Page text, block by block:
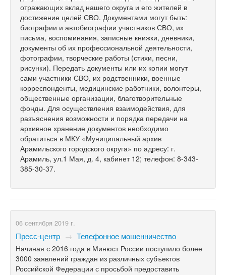
отражающих вклад нашего округа и его жителей в
достижение целей СВО. Документами могут быть:
биографии и автобиографии участников СВО, их
письма, воспоминания, записные книжки, дневники,
документы об их профессиональной деятельности,
фотографии, творческие работы (стихи, песни,
рисунки). Передать документы или их копии могут
сами участники СВО, их родственники, военные
корреспонденты, медицинские работники, волонтеры,
общественные организации, благотворительные
фонды. Для осуществления взаимодействия, для
разъяснения возможности и порядка передачи на
архивное хранение документов необходимо
обратиться в МКУ «Муниципальный архив
Арамильского городского округа» по адресу: г.
Арамиль, ул.1 Мая, д. 4, кабинет 12; телефон: 8-343-
385-30-37.
06 сентября 2019 г.
Пресс-центр → Телефонное мошенничество
Начиная с 2016 года в Минюст России поступило более
3000 заявлений граждан из различных субъектов
Российской Федерации с просьбой предоставить